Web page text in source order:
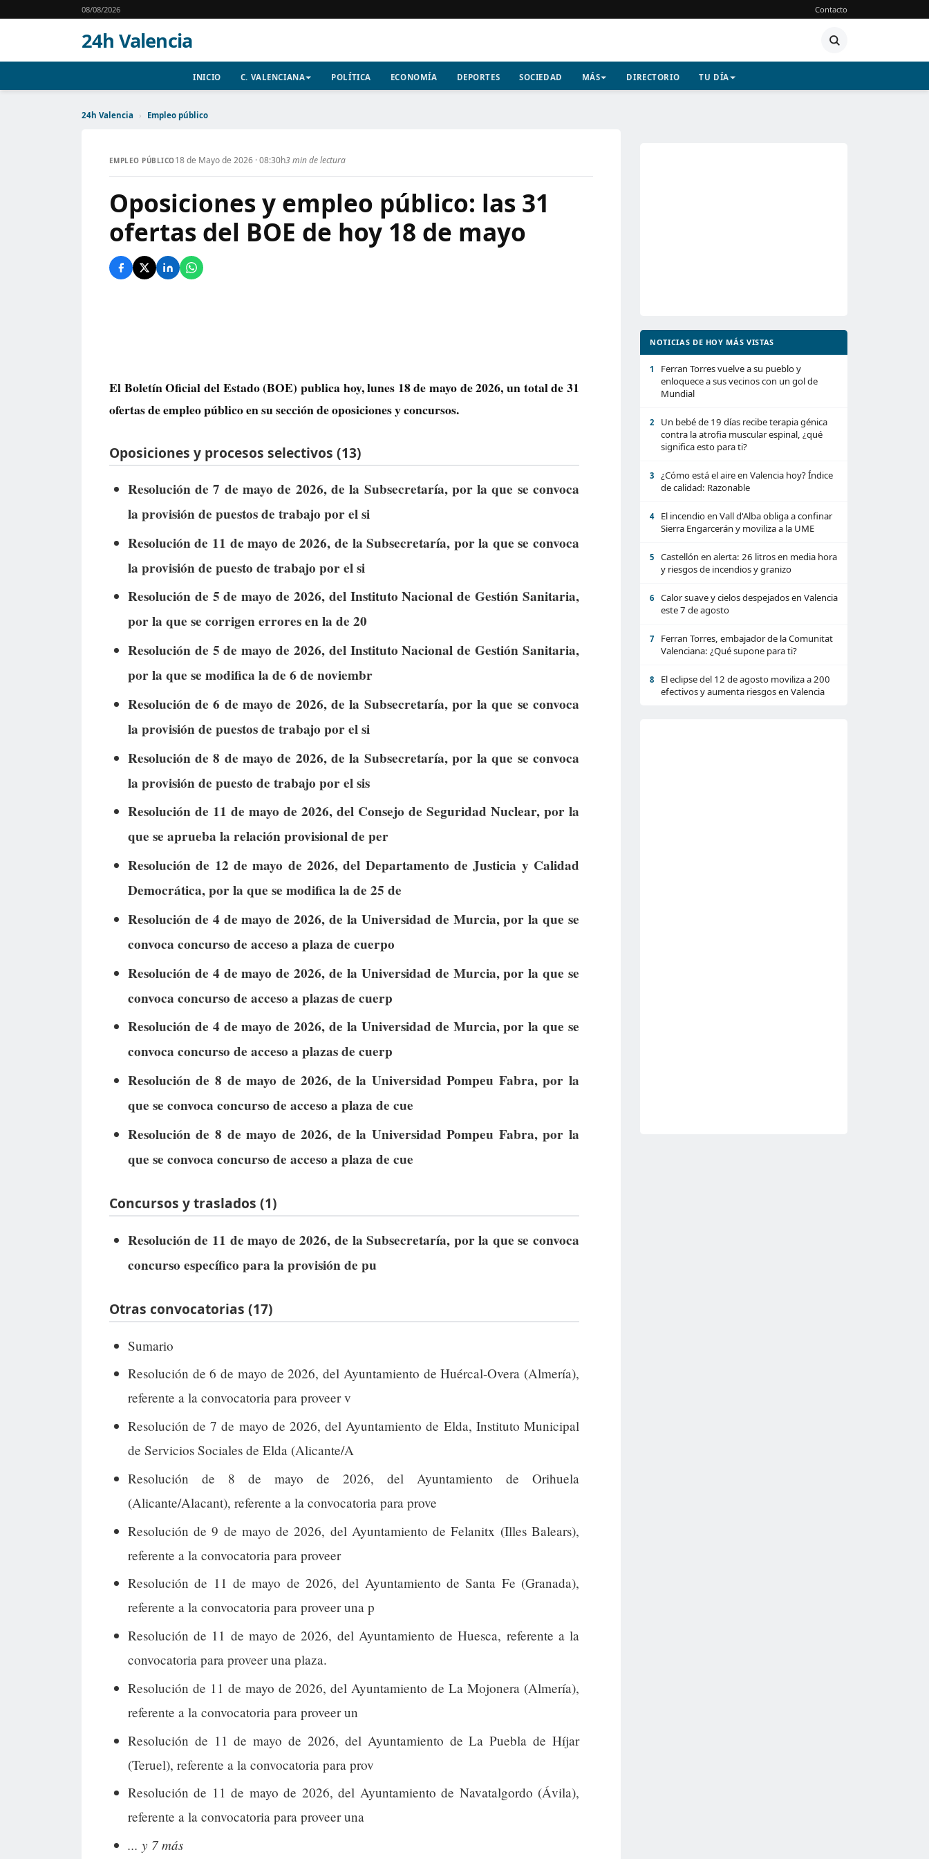
08/08/2026 Contacto
24h Valencia
INICIO C. VALENCIANA POLÍTICA ECONOMÍA DEPORTES SOCIEDAD MÁS DIRECTORIO TU DÍA
24h Valencia › Empleo público
EMPLEO PÚBLICO18 de Mayo de 2026 · 08:30h3 min de lectura
Oposiciones y empleo público: las 31
ofertas del BOE de hoy 18 de mayo
El Boletín Oficial del Estado (BOE) publica hoy, lunes 18 de mayo de 2026, un total de31
ofertas de empleo públicoen su sección de oposiciones y concursos.
Oposiciones y procesos selectivos (13)
Resolución de 7 de mayo de 2026, de la Subsecretaría, por la que se convoca
la provisión de puestos de trabajo por el si
Resolución de 11 de mayo de 2026, de la Subsecretaría, por la que se convoca
la provisión de puesto de trabajo por el si
Resolución de 5 de mayo de 2026, del Instituto Nacional de Gestión Sanitaria,
por la que se corrigen errores en la de 20
Resolución de 5 de mayo de 2026, del Instituto Nacional de Gestión Sanitaria,
por la que se modifica la de 6 de noviembr
Resolución de 6 de mayo de 2026, de la Subsecretaría, por la que se convoca
la provisión de puestos de trabajo por el si
Resolución de 8 de mayo de 2026, de la Subsecretaría, por la que se convoca
la provisión de puesto de trabajo por el sis
Resolución de 11 de mayo de 2026, del Consejo de Seguridad Nuclear, por la
que se aprueba la relación provisional de per
Resolución de 12 de mayo de 2026, del Departamento de Justicia y Calidad
Democrática, por la que se modifica la de 25 de
Resolución de 4 de mayo de 2026, de la Universidad de Murcia, por la que se
convoca concurso de acceso a plaza de cuerpo
Resolución de 4 de mayo de 2026, de la Universidad de Murcia, por la que se
convoca concurso de acceso a plazas de cuerp
Resolución de 4 de mayo de 2026, de la Universidad de Murcia, por la que se
convoca concurso de acceso a plazas de cuerp
Resolución de 8 de mayo de 2026, de la Universidad Pompeu Fabra, por la
que se convoca concurso de acceso a plaza de cue
Resolución de 8 de mayo de 2026, de la Universidad Pompeu Fabra, por la
que se convoca concurso de acceso a plaza de cue
Concursos y traslados (1)
Resolución de 11 de mayo de 2026, de la Subsecretaría, por la que se convoca
concurso específico para la provisión de pu
Otras convocatorias (17)
Sumario
Resolución de 6 de mayo de 2026, del Ayuntamiento de Huércal-Overa (Almería),
referente a la convocatoria para proveer v
Resolución de 7 de mayo de 2026, del Ayuntamiento de Elda, Instituto Municipal
de Servicios Sociales de Elda (Alicante/A
Resolución de 8 de mayo de 2026, del Ayuntamiento de Orihuela
(Alicante/Alacant), referente a la convocatoria para prove
Resolución de 9 de mayo de 2026, del Ayuntamiento de Felanitx (Illes Balears),
referente a la convocatoria para proveer
Resolución de 11 de mayo de 2026, del Ayuntamiento de Santa Fe (Granada),
referente a la convocatoria para proveer una p
Resolución de 11 de mayo de 2026, del Ayuntamiento de Huesca, referente a la
convocatoria para proveer una plaza.
Resolución de 11 de mayo de 2026, del Ayuntamiento de La Mojonera (Almería),
referente a la convocatoria para proveer un
Resolución de 11 de mayo de 2026, del Ayuntamiento de La Puebla de Híjar
(Teruel), referente a la convocatoria para prov
Resolución de 11 de mayo de 2026, del Ayuntamiento de Navatalgordo (Ávila),
referente a la convocatoria para proveer una
... y 7 más
NOTICIAS DE HOY MÁS VISTAS
1
Ferran Torres vuelve a su pueblo y
enloquece a sus vecinos con un gol de
Mundial
2
Un bebé de 19 días recibe terapia génica
contra la atrofia muscular espinal, ¿qué
significa esto para ti?
3
¿Cómo está el aire en Valencia hoy? Índice
de calidad: Razonable
4
El incendio en Vall d'Alba obliga a confinar
Sierra Engarcerán y moviliza a la UME
5
Castellón en alerta: 26 litros en media hora
y riesgos de incendios y granizo
6
Calor suave y cielos despejados en Valencia
este 7 de agosto
7
Ferran Torres, embajador de la Comunitat
Valenciana: ¿Qué supone para ti?
8
El eclipse del 12 de agosto moviliza a 200
efectivos y aumenta riesgos en Valencia